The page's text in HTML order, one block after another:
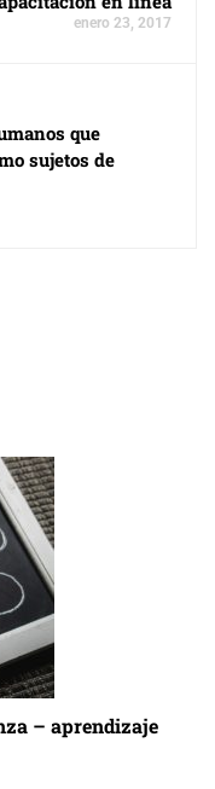
enero 23, 2017
que
sujetos de
– aprendizaje